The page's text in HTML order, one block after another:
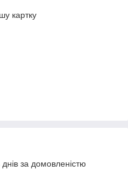
картку
за домовленістю